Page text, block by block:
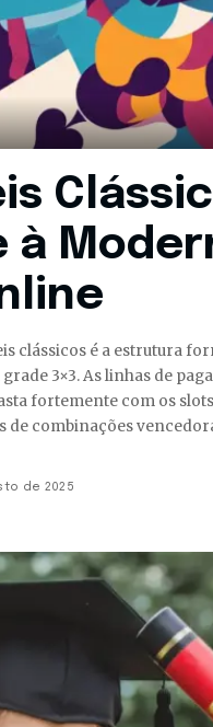
à
clássicos é a estrutura
3×3. As linhas de
fortemente com os
de combinações
de 2025